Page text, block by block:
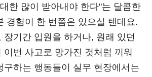
한 많이 받아내야 한다"는 달콤한
경험이 한 번쯤은 있으실 텐데요.
장기간 입원을 하거나, 원래 있던
이번 사고로 망가진 것처럼 끼워
구하는 행동들이 실무 현장에서는